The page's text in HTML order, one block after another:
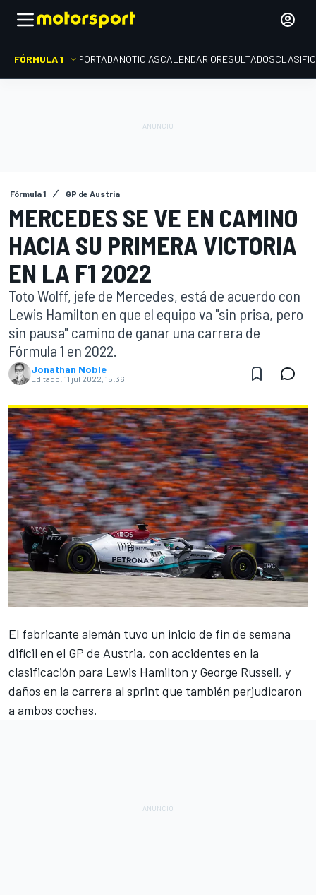
FÓRMULA 1 PORTADANOTICIASCALENDARIORESULTADOS
Fórmula 1 GP de Austria
MERCEDES SE VE EN CAMINO
HACIA SU PRIMERA VICTORIA
EN LA F1 2022
Toto Wolff, jefe de Mercedes, está de acuerdo con
Lewis Hamilton en que el equipo va "sin prisa, pero
sin pausa" camino de ganar una carrera de
Fórmula 1 en 2022.
Jonathan Noble
Editado: 11 jul 2022, 15:36
El fabricante alemán tuvo un inicio de fin de semana
difícil en el GP de Austria, con accidentes en la
clasificación para Lewis Hamilton y George Russell, y
daños en la carrera al sprint que también perjudicaron
a ambos coches.